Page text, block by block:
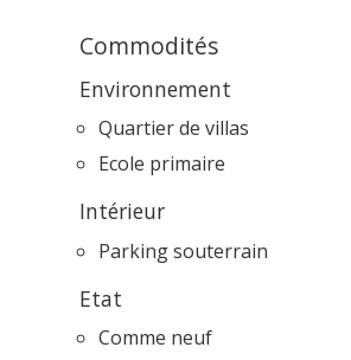
Commodités
Environnement
Quartier de villas
Ecole primaire
Intérieur
Parking souterrain
Etat
Comme neuf